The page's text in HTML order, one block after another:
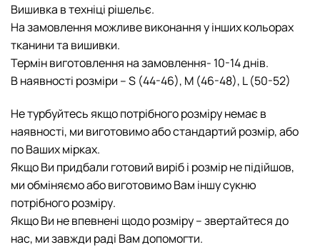
Вишивка в техніці рішельє.
На замовлення можливе виконання у інших кольорах
тканини та вишивки.
Термін виготовлення на замовлення- 10-14 днів.
В наявності розміри – S (44-46), M (46-48), L (50-52)
Не турбуйтесь якщо потрібного розміру немає в
наявності, ми виготовимо або стандартий розмір, або
по Ваших мірках.
Якщо Ви придбали готовий виріб і розмір не підійшов,
ми обміняємо або виготовимо Вам іншу cукню
потрібного розміру.
Якщо Ви не впевнені щодо розміру – звертайтеся до
нас, ми завжди раді Вам допомогти.